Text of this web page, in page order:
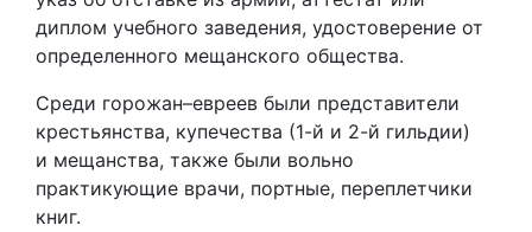
диплом учебного заведения, удостоверение от
определенного мещанского общества.
Среди горожан–евреев были представители
крестьянства, купечества (1-й и 2-й гильдии)
и мещанства, также были вольно
практикующие врачи, портные, переплетчики
книг.